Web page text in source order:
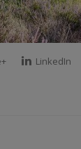
LinkedIn